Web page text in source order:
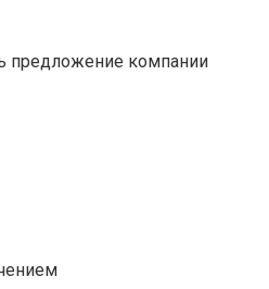
предложение компании